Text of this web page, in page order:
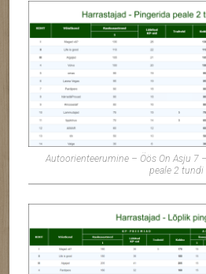
Autoorienteerumine – Öös On Asju 7
peale 2 tundi